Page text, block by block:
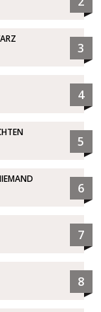
3
4
5
6
7
8